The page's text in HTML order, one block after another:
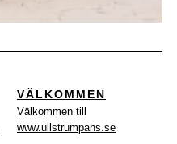
VÄLKOMMEN
Välkommen till
www.ullstrumpans.se